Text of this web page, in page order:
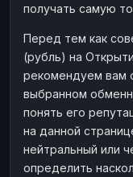
Наличные
получать самую
Перед тем как
(рубль) на
рекомендуем вам
выбранном
понять его
на данной
нейтральный или
определить